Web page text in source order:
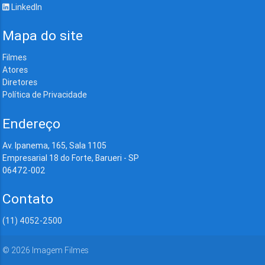
LinkedIn
Mapa do site
Filmes
Atores
Diretores
Política de Privacidade
Endereço
Av. Ipanema, 165, Sala 1105
Empresarial 18 do Forte, Barueri - SP
06472-002
Contato
(11) 4052-2500
© 2026 Imagem Filmes